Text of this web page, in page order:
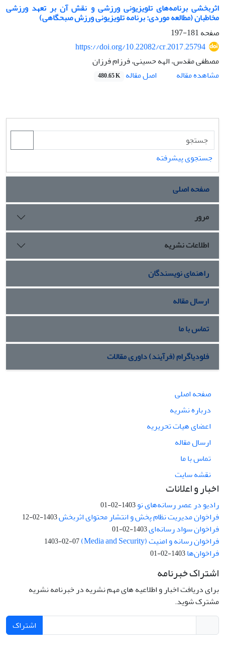
اثربخشی برنامه‌های تلویزیونی ورزشی و نقش آن بر تعهد ورزشی
مخاطبان (مطالعه موردی: برنامه تلویزیونی ورزش صبحگاهی)
صفحه181-197
https://doi.org/10.22082/cr.2017.25794
مصطفی مقدس، الهه حسینی، فرزام فرزان
مشاهده مقاله
اصل مقاله 480.65 K
جستجوی پیشرفته
صفحه اصلی
مرور
اطلاعات نشریه
راهنمای نویسندگان
ارسال مقاله
تماس با ما
فلودیاگرام (فرآیند) داوری مقالات
صفحه اصلی
درباره نشریه
اعضای هیات تحریریه
ارسال مقاله
تماس با ما
نقشه سایت
اخبار و اعلانات
رادیو در عصر رسانه‌های نو1403-02-01
فراخوان مدیریت نظام پخش و انتشار محتوای اثربخش1403-02-12
فراخوان سواد رسانه‌ای1403-02-01
فراخوان رسانه و امنیت (Media and Security) 1403-02-07
فراخوان‌ها1403-02-01
اشتراک خبرنامه
برای دریافت اخبار و اطلاعیه های مهم نشریه در خبرنامه نشریه
مشترک شوید.
اشتراک